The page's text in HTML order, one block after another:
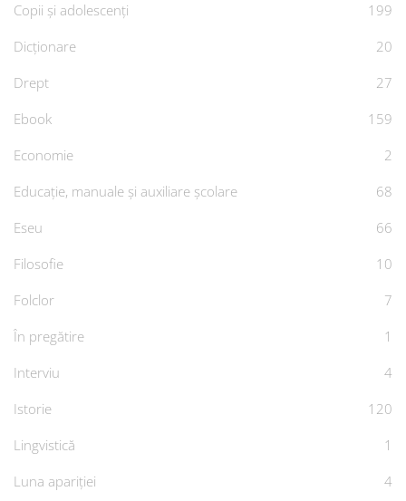
Copii și adolescenți
199
Dicționare
20
Drept
27
Ebook
159
Economie
2
Educație, manuale și auxiliare școlare
68
Eseu
66
Filosofie
10
Folclor
7
În pregătire
1
Interviu
4
Istorie
120
Lingvistică
1
Luna apariției
4